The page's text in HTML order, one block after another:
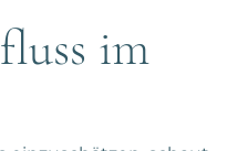
im